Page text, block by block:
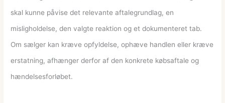
skal kunne påvise det relevante aftalegrundlag, en
misligholdelse, den valgte reaktion og et dokumenteret tab.
Om sælger kan kræve opfyldelse, ophæve handlen eller kræve
erstatning, afhænger derfor af den konkrete købsaftale og
hændelsesforløbet.